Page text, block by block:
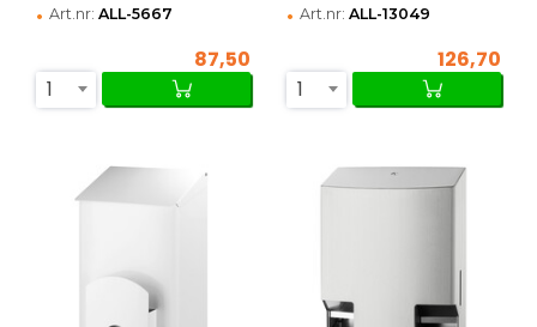
• Art.nr: ALL-5667
87,50
1
• Art.nr: ALL-13049
126,70
1